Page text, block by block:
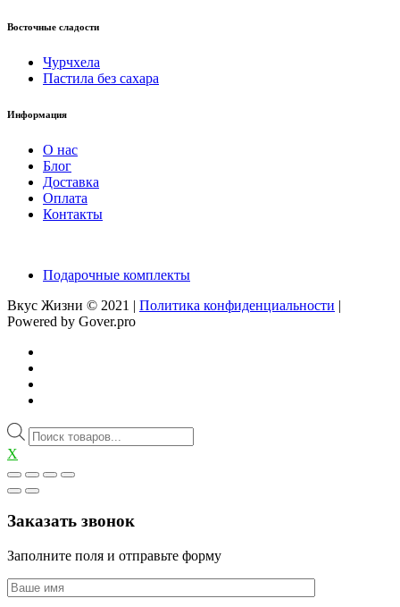
Восточные сладости
Чурчхела
Пастила без сахара
Информация
О нас
Блог
Доставка
Оплата
Контакты
Подарочные комплекты
Вкус Жизни © 2021 | Политика конфиденциальности |
Powered by Gover.pro
Поиск
товаров
X
Заказать звонок
Заполните поля и отправьте форму